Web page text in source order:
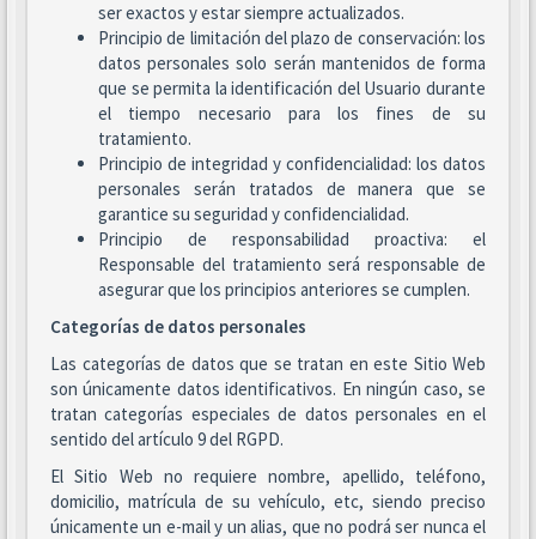
ser exactos y estar siempre actualizados.
Principio de limitación del plazo de conservación: los
datos personales solo serán mantenidos de forma
que se permita la identificación del Usuario durante
el tiempo necesario para los fines de su
tratamiento.
Principio de integridad y confidencialidad: los datos
personales serán tratados de manera que se
garantice su seguridad y confidencialidad.
Principio de responsabilidad proactiva: el
Responsable del tratamiento será responsable de
asegurar que los principios anteriores se cumplen.
Categorías de datos personales
Las categorías de datos que se tratan en este Sitio Web
son únicamente datos identificativos. En ningún caso, se
tratan categorías especiales de datos personales en el
sentido del artículo 9 del RGPD.
El Sitio Web no requiere nombre, apellido, teléfono,
domicilio, matrícula de su vehículo, etc, siendo preciso
únicamente un e-mail y un alias, que no podrá ser nunca el